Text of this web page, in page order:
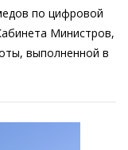
по цифровой
Министров,
выполненной в